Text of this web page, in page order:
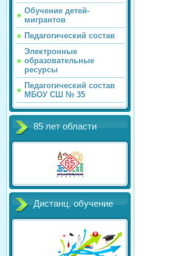
Обучение детей-
мигрантов
Педагогический состав
Электронные
образовательные
ресурсы
Педагогический состав
МБОУ СШ № 35
85 лет области
Дистанц. обучение